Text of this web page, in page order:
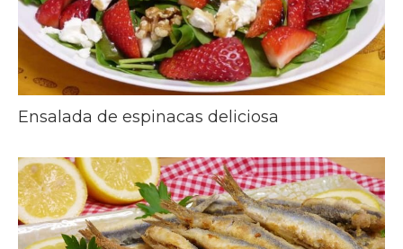
Ensalada de espinacas deliciosa